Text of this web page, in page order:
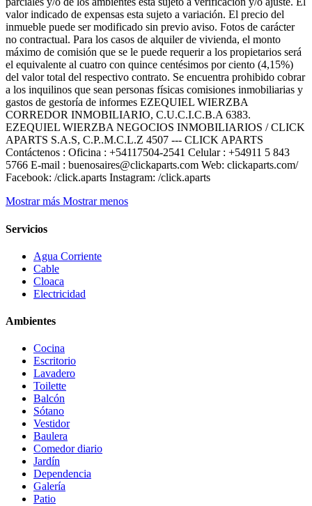
valor indicado de expensas esta sujeto a variación. El precio del
inmueble puede ser modificado sin previo aviso. Fotos de carácter
no contractual. Para los casos de alquiler de vivienda, el monto
máximo de comisión que se le puede requerir a los propietarios será
el equivalente al cuatro con quince centésimos por ciento (4,15%)
del valor total del respectivo contrato. Se encuentra prohibido cobrar
a los inquilinos que sean personas físicas comisiones inmobiliarias y
gastos de gestoría de informes EZEQUIEL WIERZBA
CORREDOR INMOBILIARIO, C.U.C.I.C.B.A 6383.
EZEQUIEL WIERZBA NEGOCIOS INMOBILIARIOS / CLICK
APARTS S.A.S, C.P..M.C.L.Z 4507 --- CLICK APARTS
Contáctenos : Oficina : +54117504-2541 Celular : +54911 5 843
5766 E-mail : buenosaires@clickaparts.com Web: clickaparts.com/
Facebook: /click.aparts Instagram: /click.aparts
Mostrar más Mostrar menos
Servicios
Agua Corriente
Cable
Cloaca
Electricidad
Ambientes
Cocina
Escritorio
Lavadero
Toilette
Balcón
Sótano
Vestidor
Baulera
Comedor diario
Jardín
Dependencia
Galería
Patio